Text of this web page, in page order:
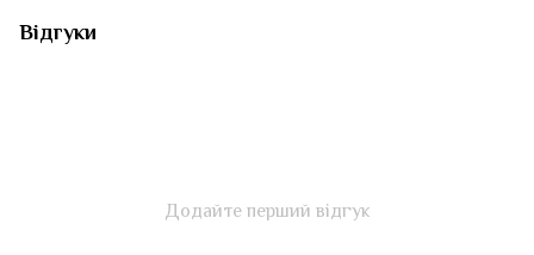
Відгуки
Додайте перший відгук